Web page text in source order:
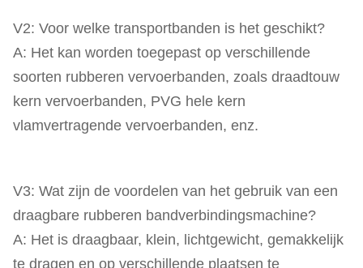
V2: Voor welke transportbanden is het geschikt?
A: Het kan worden toegepast op verschillende
soorten rubberen vervoerbanden, zoals draadtouw
kern vervoerbanden, PVG hele kern
vlamvertragende vervoerbanden, enz.
V3: Wat zijn de voordelen van het gebruik van een
draagbare rubberen bandverbindingsmachine?
A: Het is draagbaar, klein, lichtgewicht, gemakkelijk
te dragen en op verschillende plaatsen te